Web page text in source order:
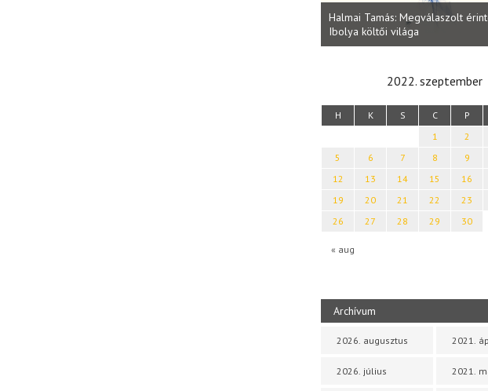
Halmai Tamás: Megválaszolt
Ibolya költői világa
2022. szeptember
H K S C P
« aug
1 2
5
6 7 8 9
12
13 14 15 16
19
20 21 22 23
26
27 28 29 30
Archívum
2026. augusztus
2026. július
2021.
2021.